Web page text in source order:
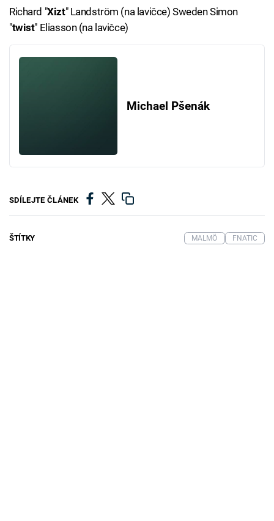
Richard "Xizt" Landström (na lavičce) Sweden Simon
"twist" Eliasson (na lavičce)
Michael Pšenák
SDÍLEJTE ČLÁNEK
ŠTÍTKY MALMÖ FNATIC